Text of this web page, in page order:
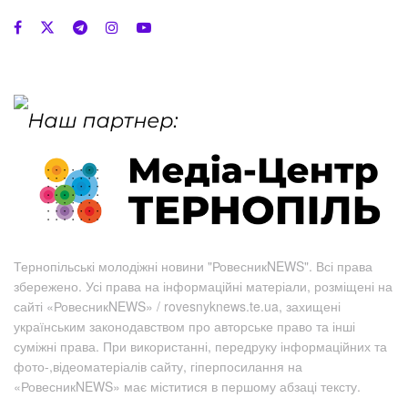
Тернопільські молодіжні новини "РовесникNEWS". Всі права
збережено. Усі права на інформаційні матеріали, розміщені на
сайті «РовесникNEWS» / rovesnyknews.te.ua, захищені
українським законодавством про авторське право та інші
суміжні права. При використанні, передруку інформаційних та
фото-,відеоматеріалів сайту, гіперпосилання на
«РовесникNEWS» має міститися в першому абзаці тексту.